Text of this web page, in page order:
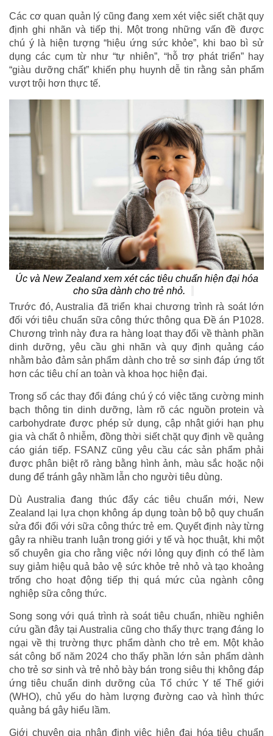
Các cơ quan quản lý cũng đang xem xét việc siết chặt quy
định ghi nhãn và tiếp thị. Một trong những vấn đề được
chú ý là hiện tượng “hiệu ứng sức khỏe”, khi bao bì sử
dụng các cụm từ như “tự nhiên”, “hỗ trợ phát triển” hay
“giàu dưỡng chất” khiến phụ huynh dễ tin rằng sản phẩm
vượt trội hơn thực tế.
Úc và New Zealand xem xét các tiêu chuẩn hiện đại hóa
cho sữa dành cho trẻ nhỏ.
Trước đó, Australia đã triển khai chương trình rà soát lớn
đối với tiêu chuẩn sữa công thức thông qua Đề án P1028.
Chương trình này đưa ra hàng loạt thay đổi về thành phần
dinh dưỡng, yêu cầu ghi nhãn và quy định quảng cáo
nhằm bảo đảm sản phẩm dành cho trẻ sơ sinh đáp ứng tốt
hơn các tiêu chí an toàn và khoa học hiện đại.
Trong số các thay đổi đáng chú ý có việc tăng cường minh
bạch thông tin dinh dưỡng, làm rõ các nguồn protein và
carbohydrate được phép sử dụng, cập nhật giới hạn phụ
gia và chất ô nhiễm, đồng thời siết chặt quy định về quảng
cáo gián tiếp. FSANZ cũng yêu cầu các sản phẩm phải
được phân biệt rõ ràng bằng hình ảnh, màu sắc hoặc nội
dung để tránh gây nhầm lẫn cho người tiêu dùng.
Dù Australia đang thúc đẩy các tiêu chuẩn mới, New
Zealand lại lựa chọn không áp dụng toàn bộ bộ quy chuẩn
sửa đổi đối với sữa công thức trẻ em. Quyết định này từng
gây ra nhiều tranh luận trong giới y tế và học thuật, khi một
số chuyên gia cho rằng việc nới lỏng quy định có thể làm
suy giảm hiệu quả bảo vệ sức khỏe trẻ nhỏ và tạo khoảng
trống cho hoạt động tiếp thị quá mức của ngành công
nghiệp sữa công thức.
Song song với quá trình rà soát tiêu chuẩn, nhiều nghiên
cứu gần đây tại Australia cũng cho thấy thực trạng đáng lo
ngại về thị trường thực phẩm dành cho trẻ em. Một khảo
sát công bố năm 2024 cho thấy phần lớn sản phẩm dành
cho trẻ sơ sinh và trẻ nhỏ bày bán trong siêu thị không đáp
ứng tiêu chuẩn dinh dưỡng của Tổ chức Y tế Thế giới
(WHO), chủ yếu do hàm lượng đường cao và hình thức
quảng bá gây hiểu lầm.
Giới chuyên gia nhận định việc hiện đại hóa tiêu chuẩn